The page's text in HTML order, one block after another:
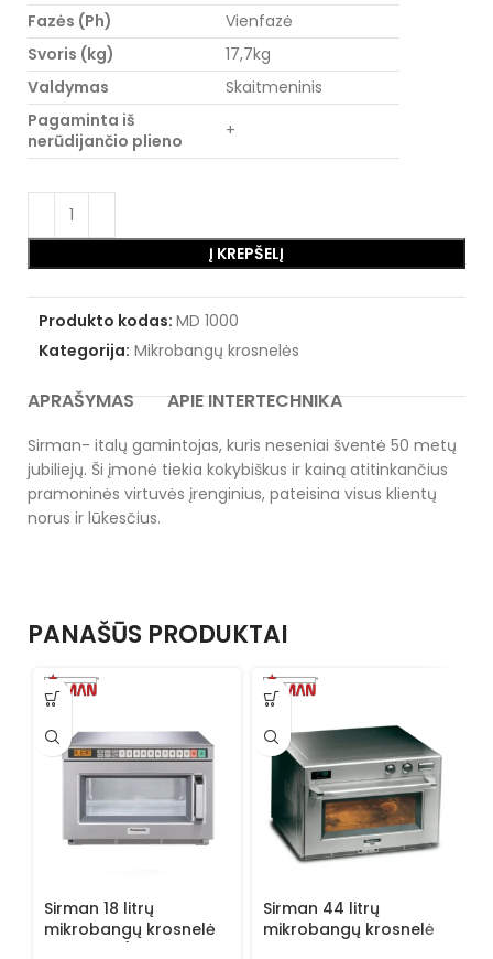
Fazės (Ph)
Vienfazė
Svoris (kg)
17,7kg
Valdymas
Skaitmeninis
Pagaminta iš
nerūdijančio plieno
+
Į KREPŠELĮ
Produkto kodas: MD 1000
Kategorija: Mikrobangų krosnelės
APRAŠYMAS APIE INTERTECHNIKA
Sirman- italų gamintojas, kuris neseniai šventė 50 metų
jubiliejų. Ši įmonė tiekia kokybiškus ir kainą atitinkančius
pramoninės virtuvės įrenginius, pateisina visus klientų
norus ir lūkesčius.
PANAŠŪS PRODUKTAI
Sirman 18 litrų
mikrobangų krosnelė
Sirman 44 litrų
mikrobangų krosnelė